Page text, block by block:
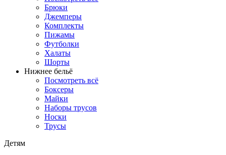
Брюки
Джемперы
Комплекты
Пижамы
Футболки
Халаты
Шорты
Нижнее бельё
Посмотреть всё
Боксеры
Майки
Наборы трусов
Носки
Трусы
Детям